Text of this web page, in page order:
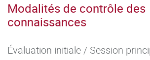
Modalités de contrôle des
connaissances
Évaluation initiale / Session